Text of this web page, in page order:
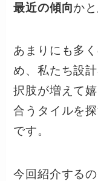
最近の傾向か
あまりにも多
め、私たち設
択肢が増えて
合うタイルを
です。
今回紹介する